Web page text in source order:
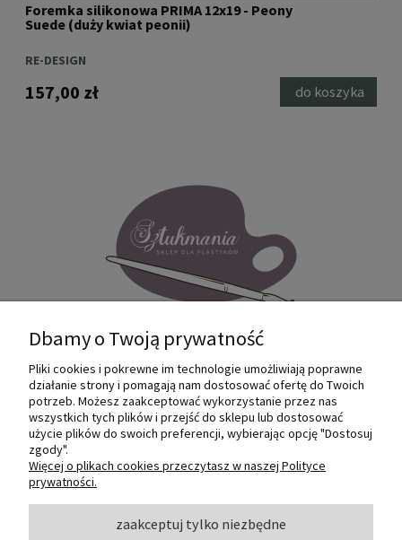
Foremka silikonowa PRIMA 12x19 - Peony
Suede (duży kwiat peonii)
RE-DESIGN
157,00 zł do koszyka
Internetowy sklep dla plastyków
SZTUKMANIA. Profesjonalne artykuły dla
małych i dużych artystów.
O NAS
Dbamy o Twoją prywatność
Pliki cookies i pokrewne im technologie umożliwiają poprawne
działanie strony i pomagają nam dostosować ofertę do Twoich
potrzeb. Możesz zaakceptować wykorzystanie przez nas
wszystkich tych plików i przejść do sklepu lub dostosować
użycie plików do swoich preferencji, wybierając opcję "Dostosuj
zgody".
Więcej o plikach cookies przeczytasz w naszej Polityce
prywatności.
zaakceptuj tylko niezbędne